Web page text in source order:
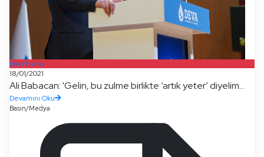
Basın/Medya
18/01/2021
Ali Babacan: 'Gelin, bu zulme birlikte ‘artık yeter’ diyelim...
Devamını Oku
Basın/Medya